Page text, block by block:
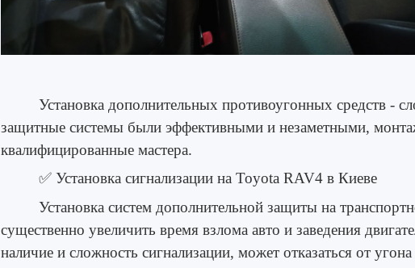
Установка дополнительных противоугонных средств -
защитные системы были эффективными и незаметными,
квалифицированные мастера.
✅Установка сигнализации на Toyota RAV4 в Киеве
Установка систем дополнительной защиты на
существенно увеличить время взлома авто и заведения
наличие и сложность сигнализации, может отказаться от